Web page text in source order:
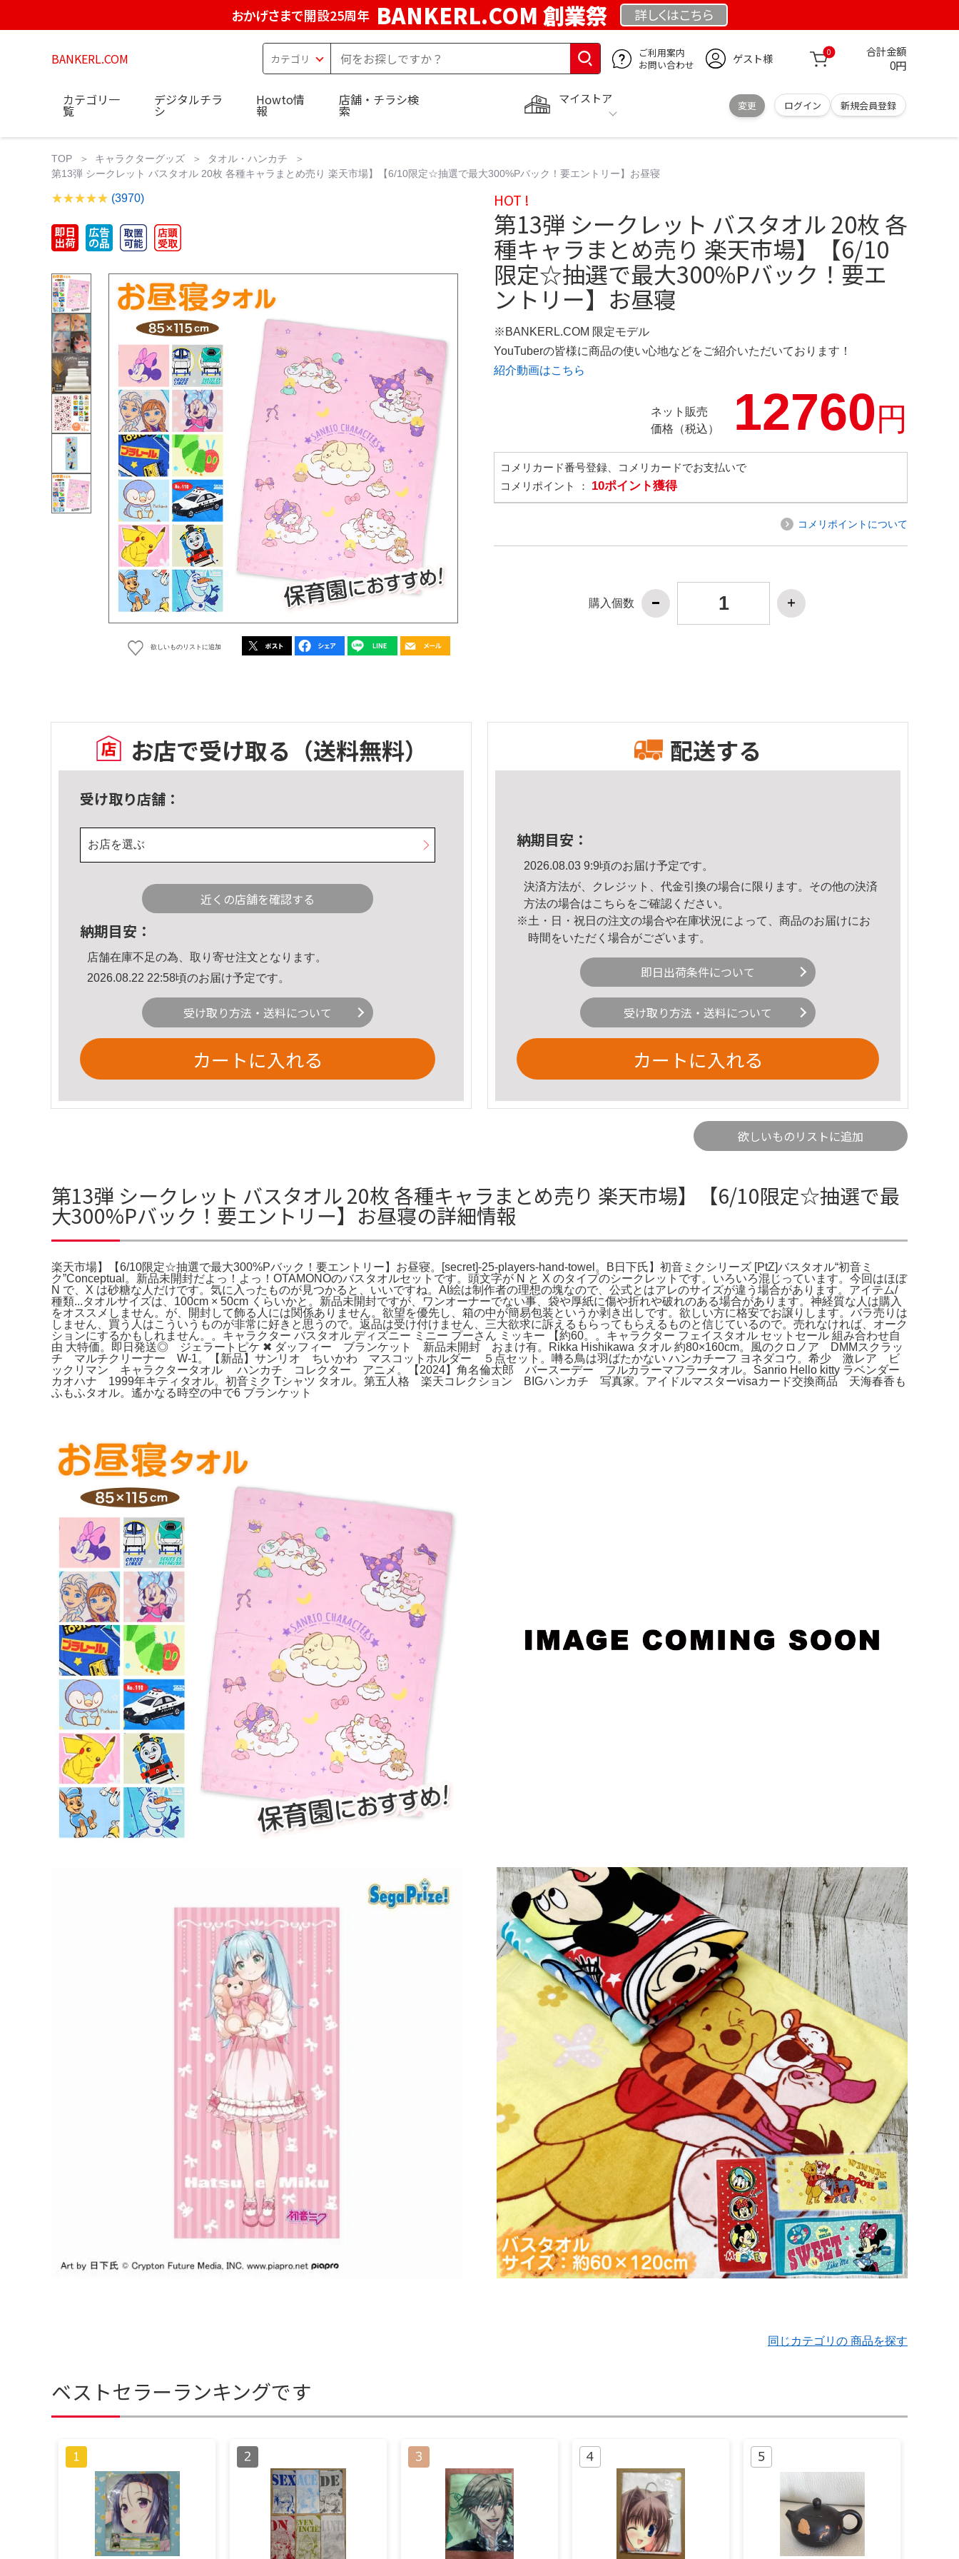
おかげさまで開設25周年 BANKERL.COM 創業祭 詳しくはこちら
BANKERL.COM
ご利用案内
お問い合わせ
ゲスト様 0 合計金額
0円
マイストア
変更 ログイン 新規会員登録
カテゴリ一
覧
デジタルチラ
シ
Howto情
報
店舗・チラシ検
索
TOP キャラクターグッズ
タオル・ハンカチ
第13弾 シークレット バスタオル 20枚 各種キャラまとめ売り 楽天市場】【6/10限定☆抽選で最大300%Pバック！要エントリー】お昼寝
(3970)
欲しいものリストに追加
HOT !
第13弾 シークレット バスタオル 20枚 各
種キャラまとめ売り 楽天市場】【6/10
限定☆抽選で最大300%Pバック！要エ
ントリー】お昼寝
※BANKERL.COM 限定モデル
YouTuberの皆様に商品の使い心地などをご紹介いただいております！
紹介動画はこちら
ネット販売
価格（税込）
12760円
コメリカード番号登録、コメリカードでお支払いで
コメリポイント ： 10ポイント獲得
コメリポイントについて
購入個数
お店で受け取る （送料無料）
受け取り店舗：
お店を選ぶ
近くの店舗を確認する
納期目安：
店舗在庫不足の為、取り寄せ注文となります。
2026.08.22 22:58頃のお届け予定です。
受け取り方法・送料について
カートに入れる
配送する
納期目安：
2026.08.03 9:9頃のお届け予定です。
決済方法が、クレジット、代金引換の場合に限ります。その他の決済
方法の場合はこちら をご確認ください。
※土・日・祝日の注文の場合や在庫状況によって、商品のお届けにお
時間をいただく場合がございます。
即日出荷条件について
受け取り方法・送料について
カートに入れる
欲しいものリストに追加
第13弾 シークレット バスタオル 20枚 各種キャラまとめ売り 楽天市場】【6/10限定☆抽選で最
大300%Pバック！要エントリー】お昼寝の詳細情報
楽天市場】【6/10限定☆抽選で最大300%Pバック！要エントリー】お昼寝。[secret]-25-players-hand-towel。B日下氏】初音ミクシリーズ [PtZ]バスタオル“初音ミ
ク”Conceptual。新品未開封だよっ！よっ！OTAMONOのバスタオルセットです。頭文字が N と X のタイプのシークレットです。いろいろ混じっています。今回はほぼ
N で、X は砂糖な人だけです。気に入ったものが見つかると、いいですね。AI絵は制作者の理想の塊なので、公式とはアレのサイズが違う場合があります。アイテム/
種類...タオルサイズは、100cm × 50cm くらいかと。新品未開封ですが、ワンオーナーでない事、袋や厚紙に傷や折れや破れのある場合があります。神経質な人は購入
をオススメしません。が、開封して飾る人には関係ありません。欲望を優先し、箱の中が簡易包装というか剥き出しです。欲しい方に格安でお譲りします。バラ売りは
しません、買う人はこういうものが非常に好きと思うので。返品は受け付けません、三大欲求に訴えるもらってもらえるものと信じているので。売れなければ、オーク
ションにするかもしれません。。キャラクター バスタオル ディズニー ミニー プーさん ミッキー 【約60。。キャラクター フェイスタオル セットセール 組み合わせ自
由 大特価。即日発送◎ ジェラートピケ ✖ ダッフィー ブランケット 新品未開封 おまけ有。Rikka Hishikawa タオル 約80×160cm。風のクロノア DMMスクラッ
チ マルチクリーナー W-1。【新品】サンリオ ちいかわ マスコットホルダー ５点セット。囀る鳥は羽ばたかない ハンカチーフ ヨネダコウ。希少 激レア ビ
ックリマン キャラクタータオル ハンカチ コレクター アニメ。【2024】角名倫太郎 バースーデー フルカラーマフラータオル。Sanrio Hello kitty ラベンダー
カオハナ 1999年キティタオル。初音ミク Tシャツ タオル。第五人格 楽天コレクション BIGハンカチ 写真家。アイドルマスターvisaカード交換商品 天海春香も
ふもふタオル。遙かなる時空の中で6 ブランケット
同じカテゴリの 商品を探す
ベストセラーランキングです